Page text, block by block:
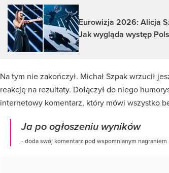
Eurowizja 2026: Alicja
Jak wygląda występ
Na tym nie zakończył. Michał Szpak wrzucił
reakcję na rezultaty. Dołączył do niego
internetowy komentarz, który mówi wszystko
Ja po ogłoszeniu wyników
- doda swój komentarz pod wspomnianym nagraniem